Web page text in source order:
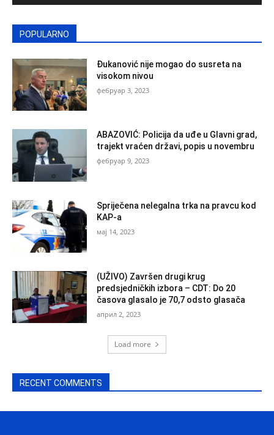
POPULARNO
Đukanović nije mogao do susreta na
visokom nivou
фебруар 3, 2023
ABAZOVIĆ: Policija da uđe u Glavni grad,
trajekt vraćen državi, popis u novembru
фебруар 9, 2023
Spriječena nelegalna trka na pravcu kod
KAP-a
мај 14, 2023
(UŽIVO) Završen drugi krug
predsjedničkih izbora – CDT: Do 20
časova glasalo je 70,7 odsto glasača
април 2, 2023
Load more
RECENT COMMENTS